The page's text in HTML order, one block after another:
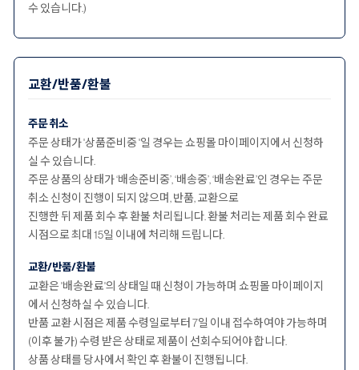
수 있습니다.)
교환/반품/환불
주문 취소
주문 상태가 '상품준비중 '일 경우는 쇼핑몰 마이페이지에서 신청하
실 수 있습니다.
주문 상품의 상태가 ‘배송준비중’, ‘배송중’, ‘배송완료’인 경우는 주문
취소 신청이 진행이 되지 않으며, 반품, 교환으로
진행한 뒤 제품 회수 후 환불 처리됩니다. 환불 처리는 제품 회수 완료
시점으로 최대 15일 이내에 처리해 드립니다.
교환/반품/환불
교환은 '배송완료'의 상태일 때 신청이 가능하며 쇼핑몰 마이페이지
에서 신청하실 수 있습니다.
반품 교환 시점은 제품 수령일로부터 7일 이내 접수하여야 가능하며
(이후 불가) 수령 받은 상태로 제품이 선회수되어야 합니다.
상품 상태를 당사에서 확인 후 환불이 진행됩니다.